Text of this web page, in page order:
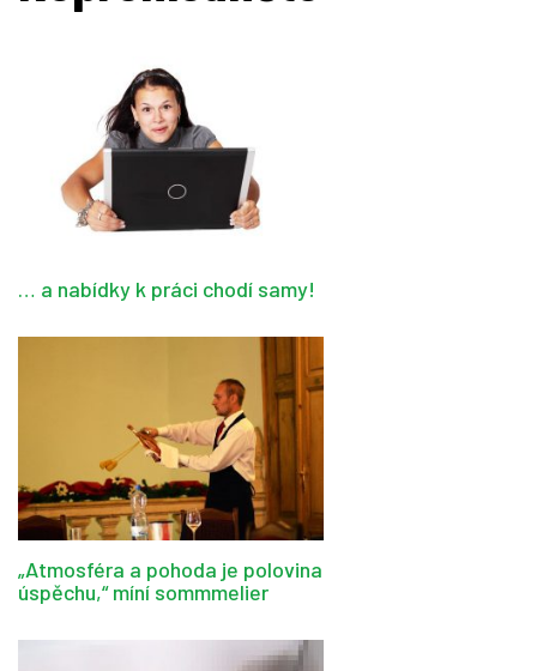
… a nabídky k práci chodí samy!
„Atmosféra a pohoda je polovina
úspěchu,“ míní sommmelier